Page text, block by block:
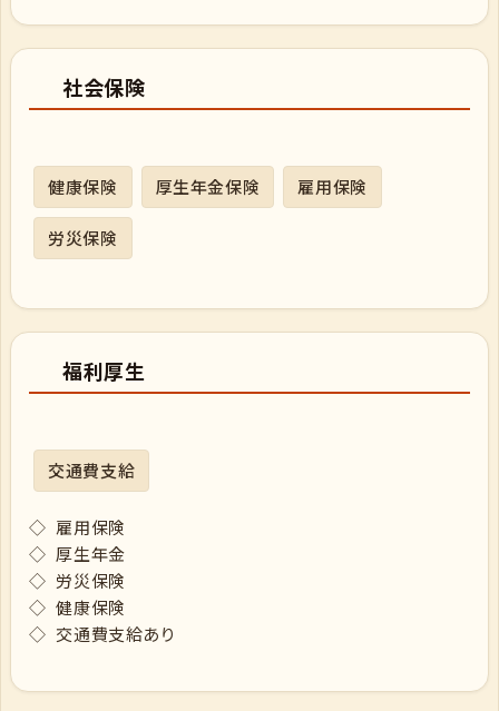
社会保険
健康保険 厚生年金保険 雇用保険
労災保険
福利厚生
交通費支給
◇ 雇用保険
◇ 厚生年金
◇ 労災保険
◇ 健康保険
◇ 交通費支給あり